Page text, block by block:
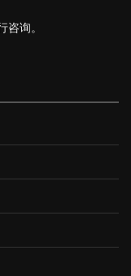
咨询。